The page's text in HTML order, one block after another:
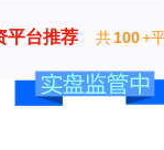
平台推荐 共100+